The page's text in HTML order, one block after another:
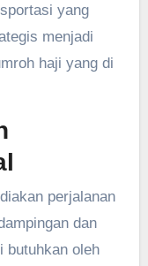
yang
menjadi
haji yang di
perjalanan
dan
butuhkan oleh